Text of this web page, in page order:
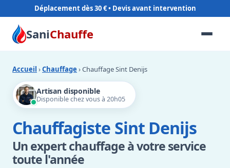
Déplacement dès 30 €
SaniChauffe
Accueil ›Chauffage › Chauffage Sint Denijs
Artisan disponible
Disponible chez vous à 20h05
Chauffagiste Sint Denijs
Un expert chauffage à votre service
toute l'année